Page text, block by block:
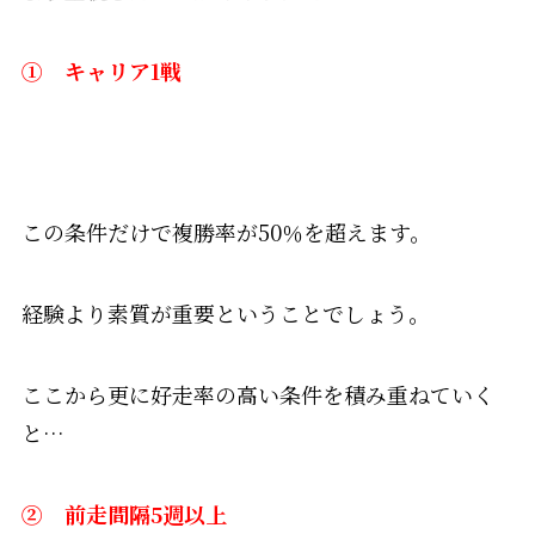
① キャリア1戦
この条件だけで複勝率が50％を超えます。
経験より素質が重要ということでしょう。
ここから更に好走率の高い条件を積み重ねていく
と…
② 前走間隔5週以上